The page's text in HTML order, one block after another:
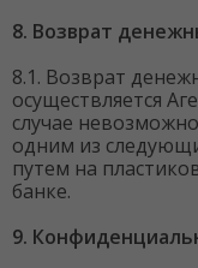
8. Возврат
8.1. Возврат
осуществляется
случае
одним из
путем на
банке.
9.